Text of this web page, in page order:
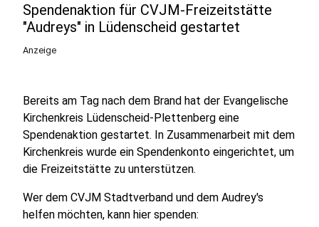
Spendenaktion für CVJM-Freizeitstätte
"Audreys" in Lüdenscheid gestartet
Anzeige
Bereits am Tag nach dem Brand hat der Evangelische
Kirchenkreis Lüdenscheid-Plettenberg eine
Spendenaktion gestartet. In Zusammenarbeit mit dem
Kirchenkreis wurde ein Spendenkonto eingerichtet, um
die Freizeitstätte zu unterstützen.
Wer dem CVJM Stadtverband und dem Audrey's
helfen möchten, kann hier spenden: